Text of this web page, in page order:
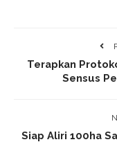
Terapkan
Sensus
Siap Aliri 100ha